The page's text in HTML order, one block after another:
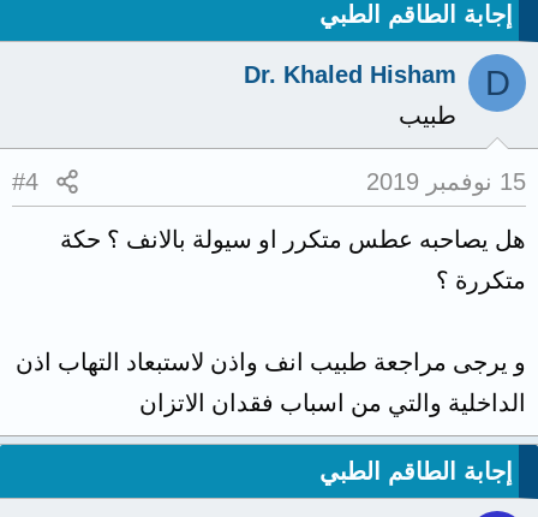
إجابة الطاقم الطبي
D
Dr. Khaled Hisham
طبيب
15 نوفمبر 2019 #4
هل يصاحبه عطس متكرر او سيولة بالانف ؟ حكة
متكررة ؟
و يرجى مراجعة طبيب انف واذن لاستبعاد التهاب اذن
الداخلية والتي من اسباب فقدان الاتزان
إجابة الطاقم الطبي